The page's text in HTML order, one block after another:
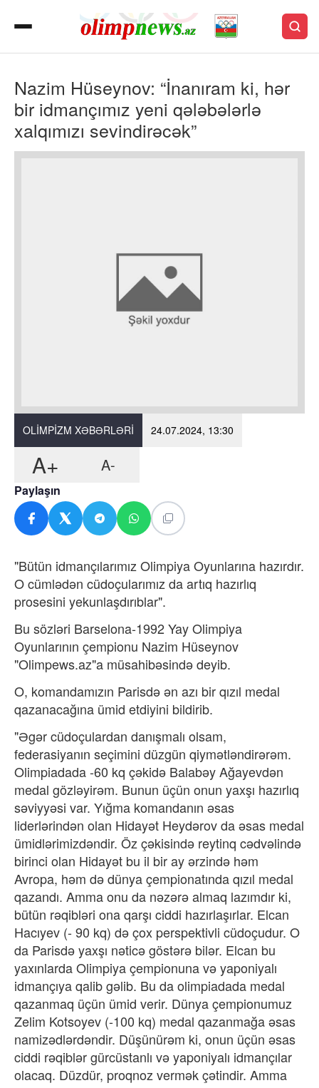
Nazim Hüseynov: “İnanıram ki, hər
bir idmançımız yeni qələbələrlə
xalqımızı sevindirəcək”
OLIMPIZM XƏBƏRLƏRI 24.07.2024, 13:30
A+ A-
Paylaşın
"Bütün idmançılarımız Olimpiya Oyunlarına hazırdır.
O cümlədən cüdoçularımız da artıq hazırlıq
prosesini yekunlaşdırıblar".
Bu sözləri Barselona-1992 Yay Olimpiya
Oyunlarının çempionu Nazim Hüseynov
"Olimpews.az"a müsahibəsində deyib.
O, komandamızın Parisdə ən azı bir qızıl medal
qazanacağına ümid etdiyini bildirib.
"Əgər cüdoçulardan danışmalı olsam,
federasiyanın seçimini düzgün qiymətləndirərəm.
Olimpiadada -60 kq çəkidə Balabəy Ağayevdən
medal gözləyirəm. Bunun üçün onun yaxşı hazırlıq
səviyyəsi var. Yığma komandanın əsas
liderlərindən olan Hidayət Heydərov da əsas medal
ümidlərimizdəndir. Öz çəkisində reytinq cədvəlində
birinci olan Hidayət bu il bir ay ərzində həm
Avropa, həm də dünya çempionatında qızıl medal
qazandı. Amma onu da nəzərə almaq lazımdır ki,
bütün rəqibləri ona qarşı ciddi hazırlaşırlar. Elcan
Hacıyev (- 90 kq) də çox perspektivli cüdoçudur. O
da Parisdə yaxşı nəticə göstərə bilər. Elcan bu
yaxınlarda Olimpiya çempionuna və yaponiyalı
idmançıya qalib gəlib. Bu da olimpiadada medal
qazanmaq üçün ümid verir. Dünya çempionumuz
Zelim Kotsoyev (-100 kq) medal qazanmağa əsas
namizədlərdəndir. Düşünürəm ki, onun üçün əsas
ciddi rəqiblər gürcüstanlı və yaponiyalı idmançılar
olacaq. Düzdür, proqnoz vermək çətindir. Amma